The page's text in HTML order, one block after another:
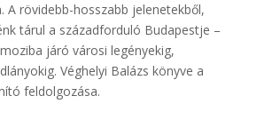
rövidebb-hosszabb jelenetekből,
tárul a századforduló Budapestje –
járó városi legényekig,
Véghelyi Balázs könyve a
feldolgozása.